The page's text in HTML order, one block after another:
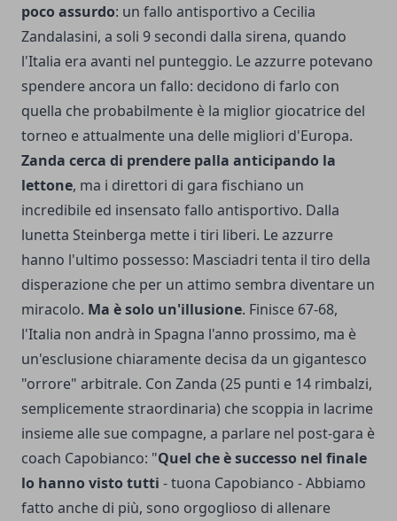
poco assurdo: un fallo antisportivo a Cecilia
Zandalasini, a soli 9 secondi dalla sirena, quando
l'Italia era avanti nel punteggio. Le azzurre potevano
spendere ancora un fallo: decidono di farlo con
quella che probabilmente è la miglior giocatrice del
torneo e attualmente una delle migliori d'Europa.
Zanda cerca di prendere palla anticipando la
lettone, ma i direttori di gara fischiano un
incredibile ed insensato fallo antisportivo. Dalla
lunetta Steinberga mette i tiri liberi. Le azzurre
hanno l'ultimo possesso: Masciadri tenta il tiro della
disperazione che per un attimo sembra diventare un
miracolo. Ma è solo un'illusione. Finisce 67-68,
l'Italia non andrà in Spagna l'anno prossimo, ma è
un'esclusione chiaramente decisa da un gigantesco
"orrore" arbitrale. Con Zanda (25 punti e 14 rimbalzi,
semplicemente straordinaria) che scoppia in lacrime
insieme alle sue compagne, a parlare nel post-gara è
coach Capobianco: "Quel che è successo nel finale
lo hanno visto tutti - tuona Capobianco - Abbiamo
fatto anche di più, sono orgoglioso di allenare